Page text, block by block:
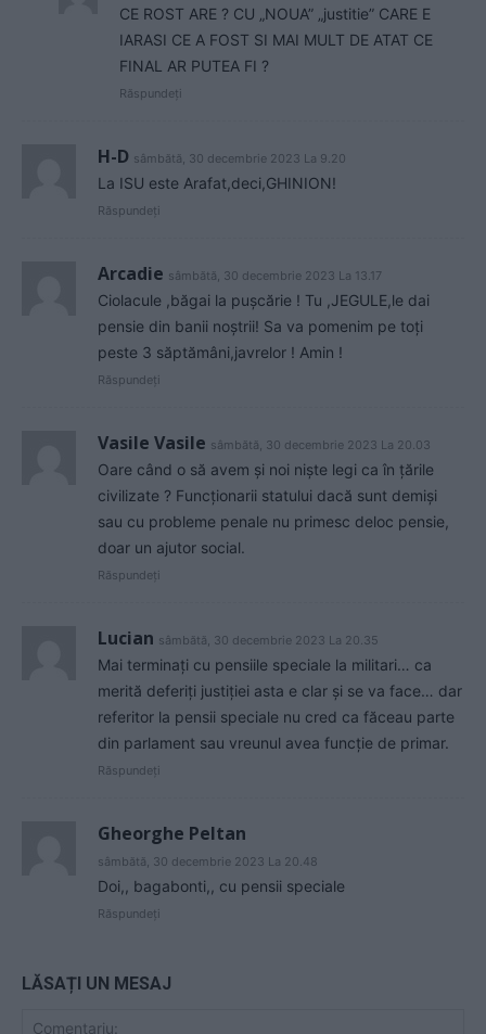
CE ROST ARE ? CU „NOUA” „justitie” CARE E
IARASI CE A FOST SI MAI MULT DE ATAT CE
FINAL AR PUTEA FI ?
Răspundeți
H-D sâmbătă, 30 decembrie 2023 La 9.20
La ISU este Arafat,deci,GHINION!
Răspundeți
Arcadie sâmbătă, 30 decembrie 2023 La 13.17
Ciolacule ,băgai la pușcărie ! Tu ,JEGULE,le dai
pensie din banii noștrii! Sa va pomenim pe toți
peste 3 săptămâni,javrelor ! Amin !
Răspundeți
Vasile Vasile sâmbătă, 30 decembrie 2023 La 20.03
Oare când o să avem și noi niște legi ca în țările
civilizate ? Funcționarii statului dacă sunt demiși
sau cu probleme penale nu primesc deloc pensie,
doar un ajutor social.
Răspundeți
Lucian sâmbătă, 30 decembrie 2023 La 20.35
Mai terminați cu pensiile speciale la militari… ca
merită deferiți justiției asta e clar și se va face… dar
referitor la pensii speciale nu cred ca făceau parte
din parlament sau vreunul avea funcție de primar.
Răspundeți
Gheorghe Peltan
sâmbătă, 30 decembrie 2023 La 20.48
Doi,, bagabonti,, cu pensii speciale
Răspundeți
LĂSAȚI UN MESAJ